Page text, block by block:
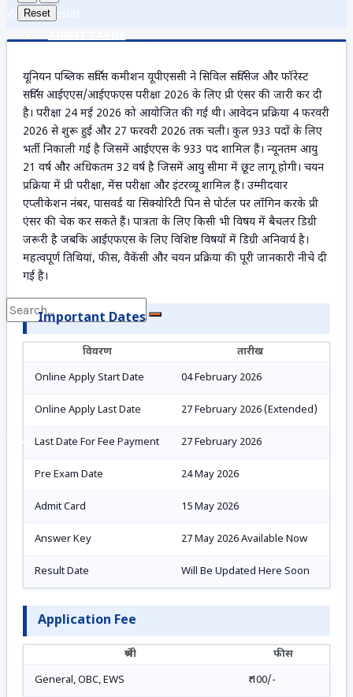
ANSWER KEY
ADMISSION
DOCUMENTS
No Result
View All Result
View All Result
Reset
यूनियन पब्लिक सर्विस कमीशन यूपीएससी ने सिविल सर्विसेज और फॉरेस्ट
सर्विस आईएएस/आईएफएस परीक्षा 2026 के लिए प्री एंसर की जारी कर दी
है। परीक्षा 24 मई 2026 को आयोजित की गई थी। आवेदन प्रक्रिया 4 फरवरी
2026 से शुरू हुई और 27 फरवरी 2026 तक चली। कुल 933 पदों के लिए
भर्ती निकाली गई है जिसमें आईएएस के 933 पद शामिल हैं। न्यूनतम आयु
21 वर्ष और अधिकतम 32 वर्ष है जिसमें आयु सीमा में छूट लागू होगी। चयन
प्रक्रिया में प्री परीक्षा, मेंस परीक्षा और इंटरव्यू शामिल हैं। उम्मीदवार
एप्लीकेशन नंबर, पासवर्ड या सिक्योरिटी पिन से पोर्टल पर लॉगिन करके प्री
एंसर की चेक कर सकते हैं। पात्रता के लिए किसी भी विषय में बैचलर डिग्री
जरूरी है जबकि आईएफएस के लिए विशिष्ट विषयों में डिग्री अनिवार्य है।
महत्वपूर्ण तिथियां, फीस, वैकेंसी और चयन प्रक्रिया की पूरी जानकारी नीचे दी
गई है।
Important Dates
विवरण
तारीख
Online Apply Start Date
04 February 2026
Online Apply Last Date 27 February 2026 (Extended)
Last Date For Fee Payment 27 February 2026
Pre Exam Date 24 May 2026
Admit Card 15 May 2026
Answer Key 27 May 2026 Available Now
Result Date Will Be Updated Here Soon
Application Fee
श्रेणी
फीस
General, OBC, EWS
₹ 100/-